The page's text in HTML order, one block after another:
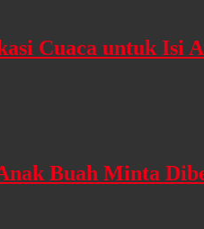
Cuaca untuk Isi
Buah Minta